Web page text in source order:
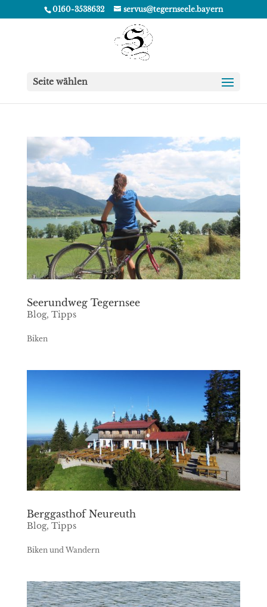
0160-3538632 servus@tegernseele.bayern
Seite wählen
Seerundweg Tegernsee
Blog, Tipps
Biken
Berggasthof Neureuth
Blog, Tipps
Biken und Wandern